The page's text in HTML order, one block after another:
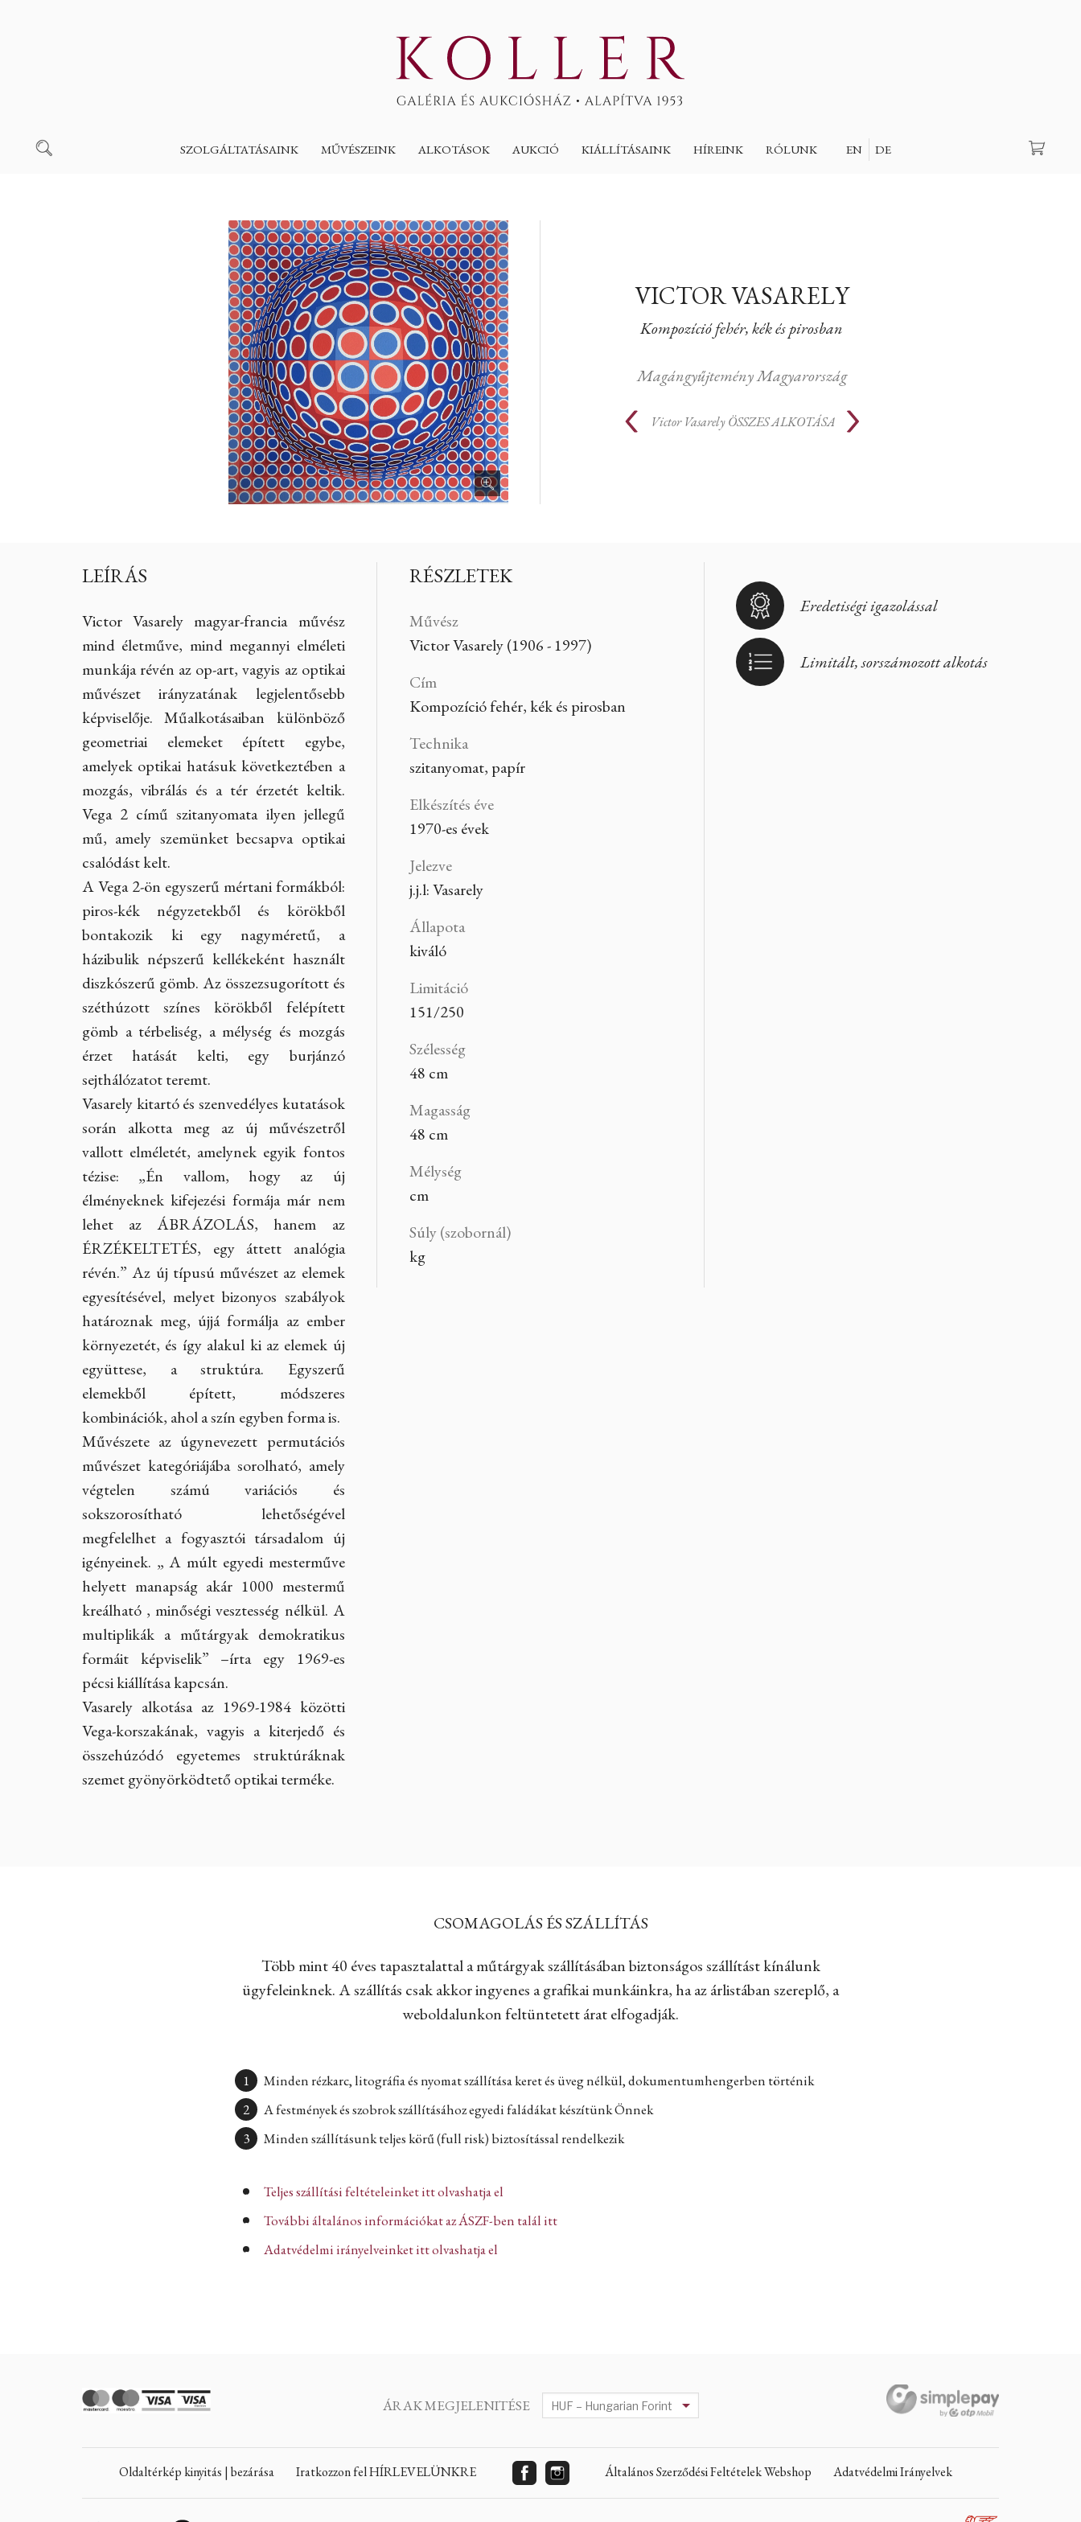
SZOLGÁLTATÁSAINK MŰVÉSZEINK ALKOTÁSOK AUKCIÓ KIÁLLÍTÁSAINK HÍREINK RÓLUNK EN DE
Keresés
VICTOR VASARELY
Kompozíció fehér, kék és pirosban
Magángyűjtemény Magyarország
Victor Vasarely ÖSSZES ALKOTÁSA
LEÍRÁS
Victor Vasarely magyar-francia művész
mind életműve, mind megannyi elméleti
munkája révén az op-art, vagyis az optikai
művészet irányzatának legjelentősebb
képviselője. Műalkotásaiban különböző
geometriai elemeket épített egybe,
amelyek optikai hatásuk következtében a
mozgás, vibrálás és a tér érzetét keltik.
Vega 2 című szitanyomata ilyen jellegű
mű, amely szemünket becsapva optikai
csalódást kelt.
A Vega 2-ön egyszerű mértani formákból:
piros-kék négyzetekből és körökből
bontakozik ki egy nagyméretű, a
házibulik népszerű kellékeként használt
diszkószerű gömb. Az összezsugorított és
széthúzott színes körökből felépített
gömb a térbeliség, a mélység és mozgás
érzet hatását kelti, egy burjánzó
sejthálózatot teremt.
Vasarely kitartó és szenvedélyes kutatások
során alkotta meg az új művészetről
vallott elméletét, amelynek egyik fontos
tézise: „Én vallom, hogy az új
élményeknek kifejezési formája már nem
lehet az ÁBRÁZOLÁS, hanem az
ÉRZÉKELTETÉS, egy áttett analógia
révén.” Az új típusú művészet az elemek
egyesítésével, melyet bizonyos szabályok
határoznak meg, újjá formálja az ember
környezetét, és így alakul ki az elemek új
együttese, a struktúra. Egyszerű
elemekből épített, módszeres
kombinációk, ahol a szín egyben forma is.
Művészete az úgynevezett permutációs
művészet kategóriájába sorolható, amely
végtelen számú variációs és
sokszorosítható lehetőségével
megfelelhet a fogyasztói társadalom új
igényeinek. „ A múlt egyedi mesterműve
helyett manapság akár 1000 mestermű
kreálható , minőségi vesztesség nélkül. A
multiplikák a műtárgyak demokratikus
formáit képviselik” –írta egy 1969-es
pécsi kiállítása kapcsán.
Vasarely alkotása az 1969-1984 közötti
Vega-korszakának, vagyis a kiterjedő és
összehúzódó egyetemes struktúráknak
szemet gyönyörködtető optikai terméke.
RÉSZLETEK
Művész
Victor Vasarely (1906 - 1997)
Cím
Kompozíció fehér, kék és pirosban
Technika
szitanyomat, papír
Elkészítés éve
1970-es évek
Jelezve
j.j.l: Vasarely
Állapota
kiváló
Limitáció
151/250
Szélesség
48 cm
Magasság
48 cm
Mélység
cm
Súly (szobornál)
kg
Eredetiségi igazolással
Limitált, sorszámozott alkotás
CSOMAGOLÁS ÉS SZÁLLÍTÁS
Több mint 40 éves tapasztalattal a műtárgyak szállításában biztonságos szállítást kínálunk
ügyfeleinknek. A szállítás csak akkor ingyenes a grafikai munkáinkra, ha az árlistában szereplő, a
weboldalunkon feltüntetett árat elfogadják.
Minden rézkarc, litográfia és nyomat szállítása keret és üveg nélkül, dokumentumhengerben történik
A festmények és szobrok szállításához egyedi faládákat készítünk Önnek
Minden szállításunk teljes körű (full risk) biztosítással rendelkezik
Teljes szállítási feltételeinket itt olvashatja el
További általános információkat az ÁSZF-ben talál itt
Adatvédelmi irányelveinket itt olvashatja el
ÁRAK MEGJELENITÉSE
Oldaltérkép kinyitás | bezárása Iratkozzon fel HÍRLEVELÜNKRE Általános Szerződési Feltételek Webshop Adatvédelmi Irányelvek